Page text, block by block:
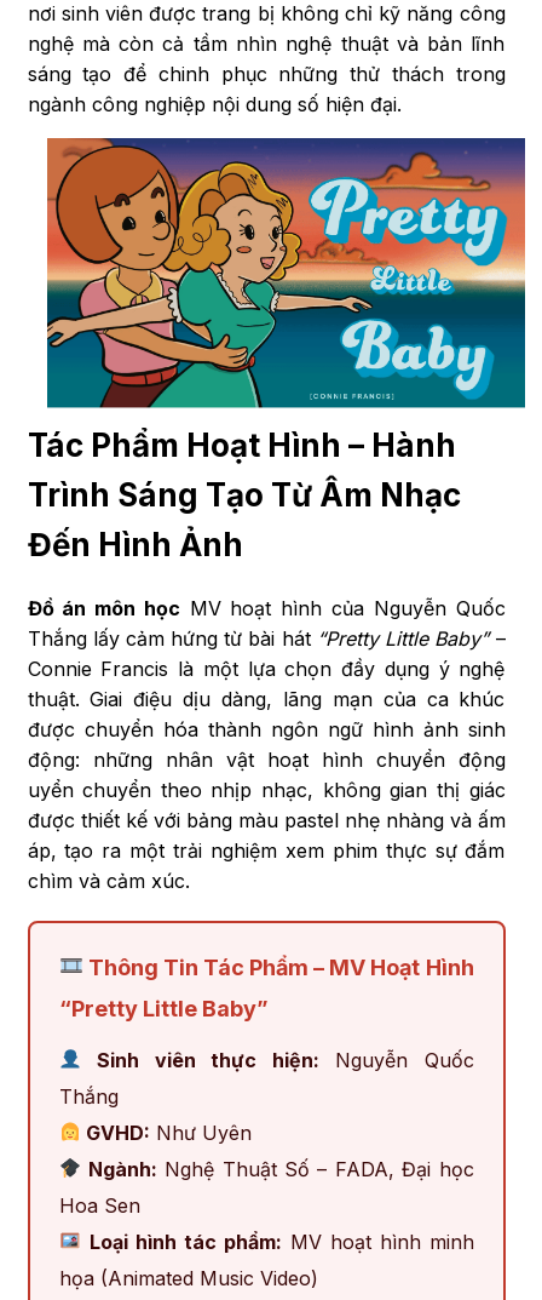
nơi sinh viên được trang bị không chỉ kỹ năng công
nghệ mà còn cả tầm nhìn nghệ thuật và bản lĩnh
sáng tạo để chinh phục những thử thách trong
ngành công nghiệp nội dung số hiện đại.
Tác Phẩm Hoạt Hình – Hành
Trình Sáng Tạo Từ Âm Nhạc
Đến Hình Ảnh
Đồ án môn học MV hoạt hình của Nguyễn Quốc
Thắng lấy cảm hứng từ bài hát “Pretty Little Baby”–
Connie Francis là một lựa chọn đầy dụng ý nghệ
thuật. Giai điệu dịu dàng, lãng mạn của ca khúc
được chuyển hóa thành ngôn ngữ hình ảnh sinh
động: những nhân vật hoạt hình chuyển động
uyển chuyển theo nhịp nhạc, không gian thị giác
được thiết kế với bảng màu pastel nhẹ nhàng và ấm
áp, tạo ra một trải nghiệm xem phim thực sự đắm
chìm và cảm xúc.
Thông Tin Tác Phẩm – MV Hoạt Hình
“Pretty Little Baby”
Sinh viên thực hiện: Nguyễn Quốc
Thắng
GVHD: Như Uyên
Ngành: Nghệ Thuật Số – FADA, Đại học
Hoa Sen
Loại hình tác phẩm: MV hoạt hình minh
họa (Animated Music Video)